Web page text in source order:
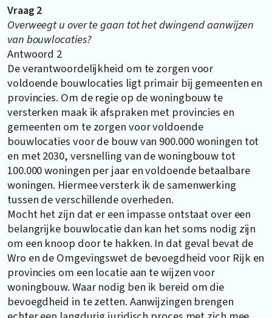
Vraag 2
Overweegt u over te gaan tot het dwingend aanwijzen
van bouwlocaties?
Antwoord 2
De verantwoordelijkheid om te zorgen voor
voldoende bouwlocaties ligt primair bij gemeenten en
provincies. Om de regie op de woningbouw te
versterken maak ik afspraken met provincies en
gemeenten om te zorgen voor voldoende
bouwlocaties voor de bouw van 900.000 woningen tot
en met 2030, versnelling van de woningbouw tot
100.000 woningen per jaar en voldoende betaalbare
woningen. Hiermee versterk ik de samenwerking
tussen de verschillende overheden.
Mocht het zijn dat er een impasse ontstaat over een
belangrijke bouwlocatie dan kan het soms nodig zijn
om een knoop door te hakken. In dat geval bevat de
Wro en de Omgevingswet de bevoegdheid voor Rijk en
provincies om een locatie aan te wijzen voor
woningbouw. Waar nodig ben ik bereid om die
bevoegdheid in te zetten. Aanwijzingen brengen